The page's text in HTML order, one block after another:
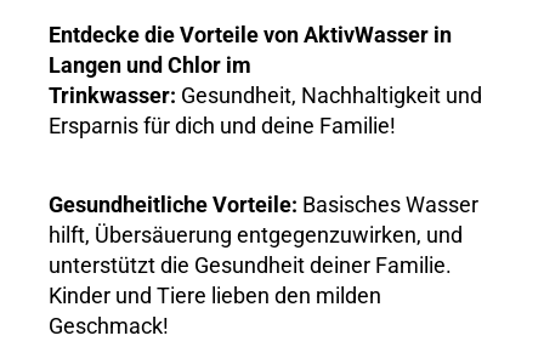
Entdecke die Vorteile von AktivWasser in
Langen und Chlor im
Trinkwasser: Gesundheit, Nachhaltigkeit und
Ersparnis für dich und deine Familie!
Gesundheitliche Vorteile: Basisches Wasser
hilft, Übersäuerung entgegenzuwirken, und
unterstützt die Gesundheit deiner Familie.
Kinder und Tiere lieben den milden
Geschmack!